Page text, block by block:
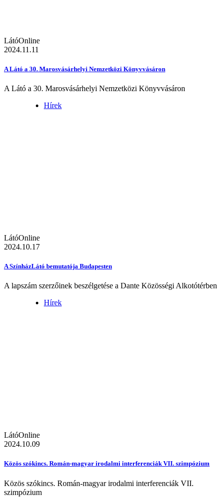
LátóOnline
2024.11.11
A Látó a 30. Marosvásárhelyi Nemzetközi Könyvvásáron
A Látó a 30. Marosvásárhelyi Nemzetközi Könyvvásáron
Hírek
LátóOnline
2024.10.17
A SzínházLátó bemutatója Budapesten
A lapszám szerzőinek beszélgetése a Dante Közösségi Alkotótérben
Hírek
LátóOnline
2024.10.09
Közös szókincs. Román-magyar irodalmi interferenciák VII. szimpózium
Közös szókincs. Román-magyar irodalmi interferenciák VII.
szimpózium